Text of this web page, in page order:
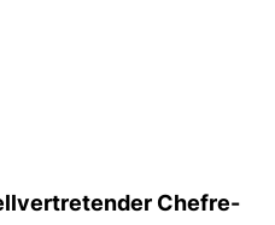
Chef­re­